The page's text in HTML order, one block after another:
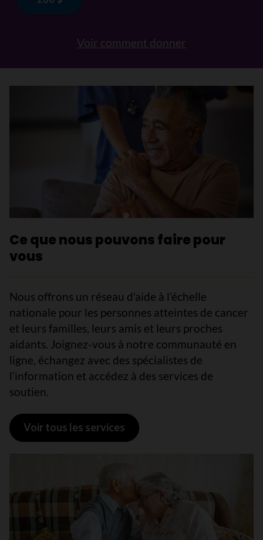
Voir comment donner
Ce que nous pouvons faire pour
vous
Nous offrons un réseau d’aide à l’échelle
nationale pour les personnes atteintes de cancer
et leurs familles, leurs amis et leurs proches
aidants. Joignez-vous à notre communauté en
ligne, échangez avec des spécialistes de
l’information et accédez à des services de
soutien.
Voir tous les services